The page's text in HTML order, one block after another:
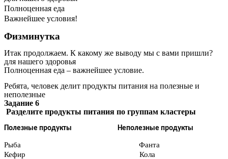
Полноценная еда
Важнейшее условия!
Физминутка
Итак продолжаем. К какому же выводу мы с вами пришли?
для нашего здоровья
Полноценная еда – важнейшее условие.
Ребята, человек делит продукты питания на полезные и
неполезные
Задание 6
Разделите продукты питания по группам кластеры
Полезные продукты Неполезные продукты
Рыба Фанта
Кефир Кола